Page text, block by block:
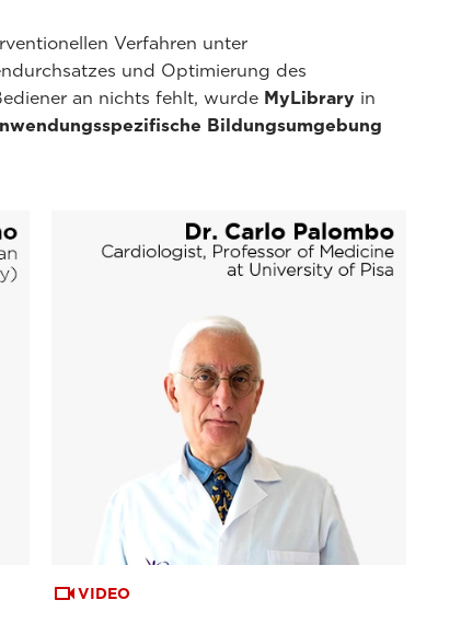
Verfahren unter
und Optimierung des
an nichts fehlt, wurde MyLibrary in
Bildungsumgebung
VIDEO